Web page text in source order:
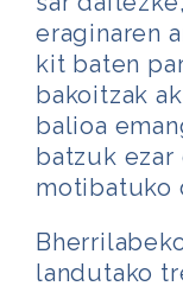
eraginaren
kit baten
bakoitzak
balioa
batzuk
motibatuko
landutako